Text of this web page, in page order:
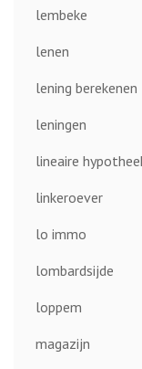
lembeke
lenen
lening berekenen
leningen
lineaire
linkeroever
lo immo
lombardsijde
loppem
magazijn